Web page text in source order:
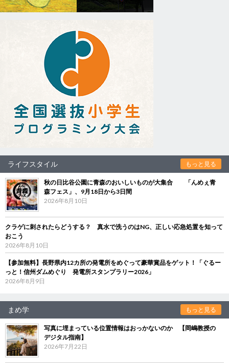
ライフスタイル もっと見る
秋の日比谷公園に青森のおいしいものが大集合 「んめぇ青
森フェス」、9月18日から3日間
2026年8月10日
クラゲに刺されたらどうする？ 真水で洗うのはNG、正しい応急処置を知って
おこう
2026年8月10日
【参加無料】長野県内12カ所の発電所をめぐって豪華賞品をゲット！「ぐるー
っと！信州ダムめぐり 発電所スタンプラリー2026」
2026年8月9日
まめ学 もっと見る
写真に埋まっている位置情報はおっかないのか 【岡嶋教授の
デジタル指南】
2026年7月22日